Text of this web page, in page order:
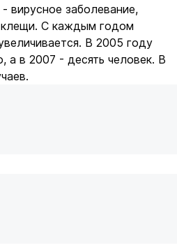
вирусное заболевание,
клещи. С каждым годом
В 2005 году
в 2007 - десять человек. В